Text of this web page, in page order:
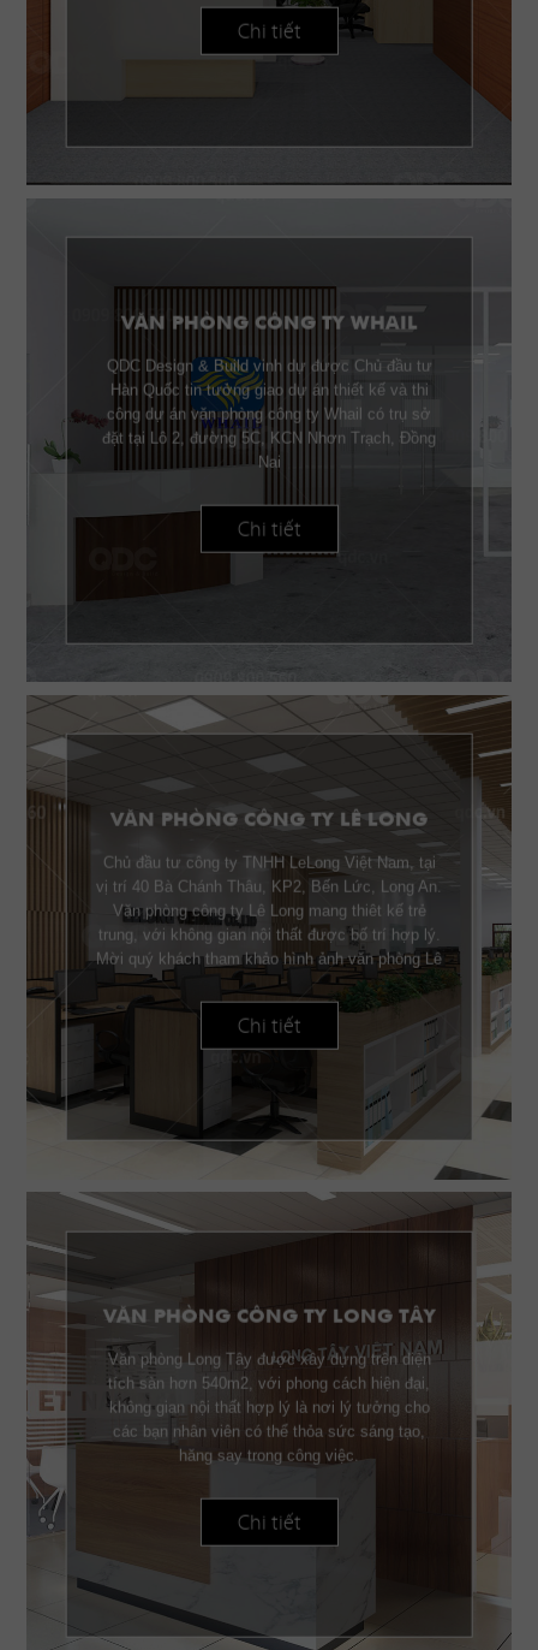
phù hợp với từng công năng sử dụng.
Chi tiết
VĂN PHÒNG CÔNG TY WHAIL
QDC Design & Build vinh dự được Chủ đầu tư
Hàn Quốc tin tưởng giao dự án thiết kế và thi
công dự án văn phòng công ty Whail có trụ sở
đặt tại Lô 2, đường 5C, KCN Nhơn Trạch, Đồng
Nai
Chi tiết
VĂN PHÒNG CÔNG TY LÊ LONG
Chủ đầu tư công ty TNHH LeLong Việt Nam, tại
vị trí 40 Bà Chánh Thâu, KP2, Bến Lức, Long An.
Văn phòng công ty Lê Long mang thiêt kế trẻ
trung, với không gian nội thất được bố trí hợp lý.
Mời quý khách tham khảo hình ảnh văn phòng Lê
Long.
Chi tiết
VĂN PHÒNG CÔNG TY LONG TÂY
Văn phòng Long Tây được xây dựng trên diện
tích sàn hơn 540m2, với phong cách hiện đại,
không gian nội thất hợp lý là nơi lý tưởng cho
các bạn nhân viên có thể thỏa sức sáng tạo,
hăng say trong công việc.
Chi tiết